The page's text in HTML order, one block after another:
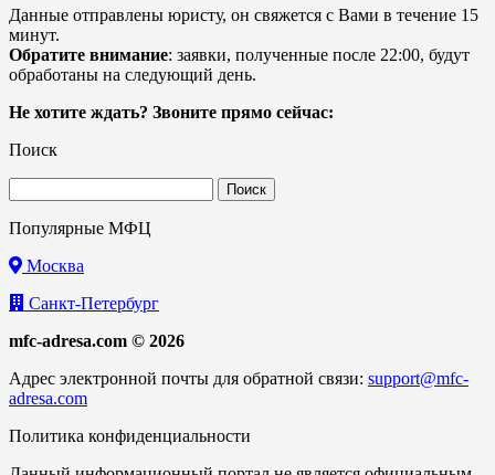
Данные отправлены юристу, он свяжется с Вами в течение 15
минут.
Обратите внимание: заявки, полученные после 22:00, будут
обработаны на следующий день.
Не хотите ждать? Звоните прямо сейчас:
Поиск
Популярные МФЦ
Москва
Санкт-Петербург
mfc-adresa.com © 2026
Адрес электронной почты для обратной связи: support@mfc-
adresa.com
Политика конфиденциальности